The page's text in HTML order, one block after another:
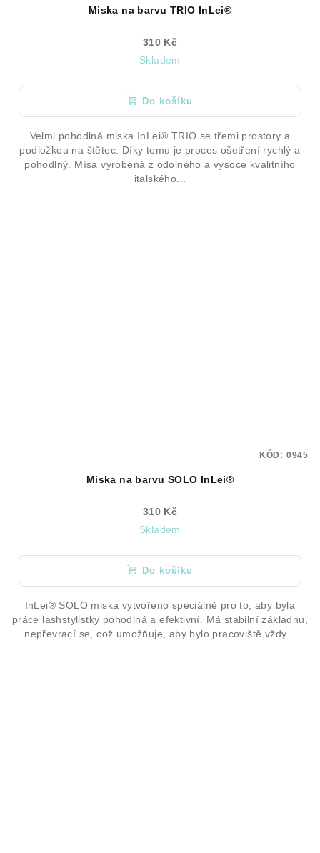
Miska na barvu TRIO InLei®
310 Kč
Skladem
Do košíku
Velmi pohodlná miska InLei® TRIO se třemi prostory a
podložkou na štětec. Díky tomu je proces ošetření rychlý a
pohodlný. Mísa vyrobená z odolného a vysoce kvalitního
italského...
Miska na barvu SOLO InLei®
310 Kč
Skladem
Do košíku
InLei® SOLO miska vytvořeno speciálně pro to, aby byla
práce lashstylistky pohodlná a efektivní. Má stabilní základnu,
nepřevrací se, což umožňuje, aby bylo pracoviště vždy...
KÓD: 0945